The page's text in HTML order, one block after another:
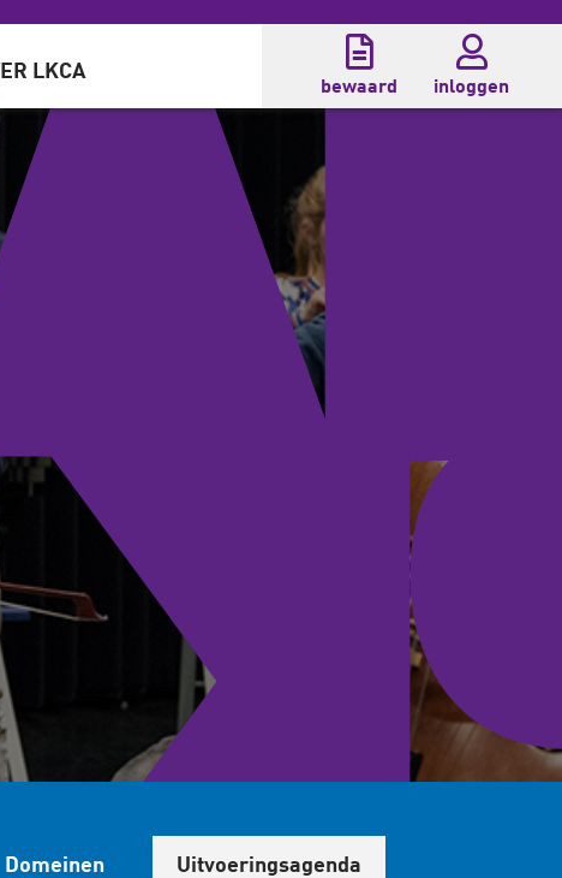
LKCA
bewaard inloggen
Domeinen Uitvoeringsagenda